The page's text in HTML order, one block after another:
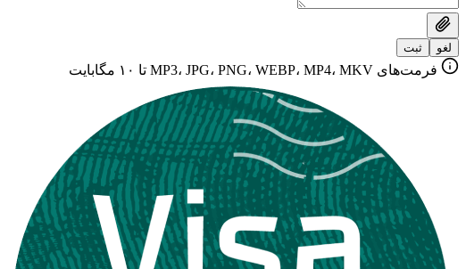
لغو ثبت
فرمت‌های MP3، JPG، PNG، WEBP، MP4، MKV تا ۱۰ مگابایت